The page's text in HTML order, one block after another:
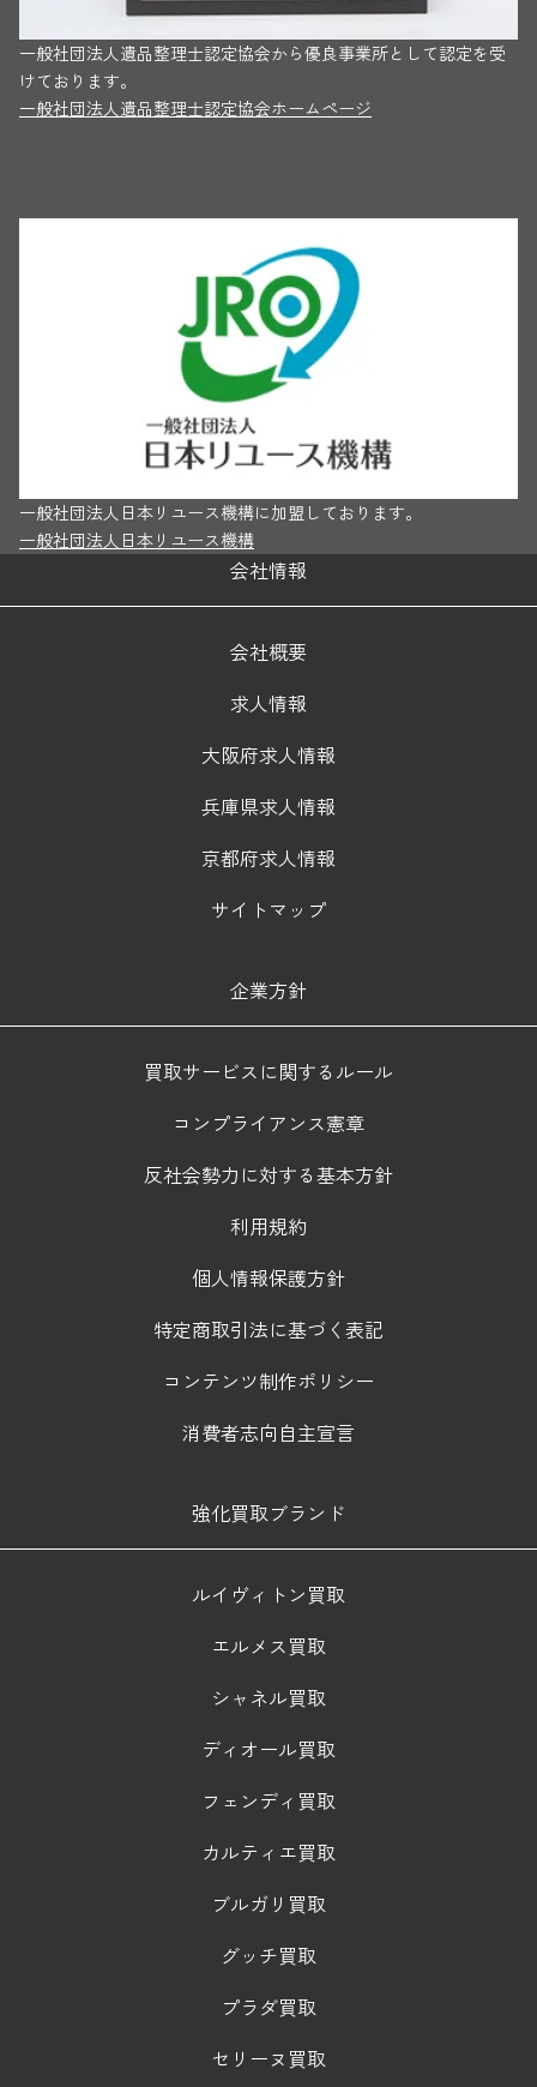
一般社団法人遺品整理士認定協会から優良事業所として認定を受
けております。
一般社団法人遺品整理士認定協会ホームページ
一般社団法人日本リユース機構に加盟しております。
一般社団法人日本リユース機構
会社情報
会社概要
求人情報
大阪府求人情報
兵庫県求人情報
京都府求人情報
サイトマップ
企業方針
買取サービスに関するルール
コンプライアンス憲章
反社会勢力に対する基本方針
利用規約
個人情報保護方針
特定商取引法に基づく表記
コンテンツ制作ポリシー
消費者志向自主宣言
強化買取ブランド
ルイヴィトン買取
エルメス買取
シャネル買取
ディオール買取
フェンディ買取
カルティエ買取
ブルガリ買取
グッチ買取
プラダ買取
セリーヌ買取